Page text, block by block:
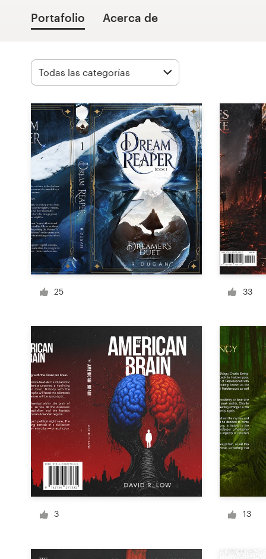
Portafolio Acerca de
25 33
3 13
diseño
Proyectos 1-1
Encontrar un diseñador
Descubra la inspiración
99designs Studio
99designs Pro
Obtenga
diseño
Tarjeta de presentación
Diseño de páginas web
Guía de la marca
Explorar todas las categorías
Soporte
+49 30 568 376 73